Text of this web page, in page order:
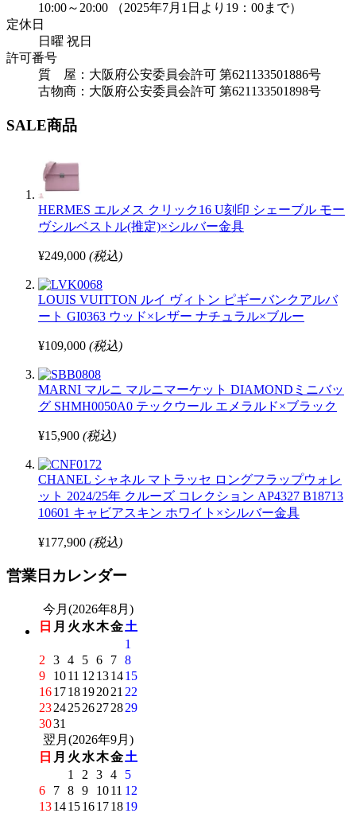
10:00～20:00 （2025年7月1日より19：00まで）
定休日
日曜 祝日
許可番号
質 屋：大阪府公安委員会許可 第621133501886号
古物商：大阪府公安委員会許可 第621133501898号
SALE商品
HERMES エルメス クリック16 U刻印 シェーブル モー
ヴシルベストル(推定)×シルバー金具
¥249,000 (税込)
LOUIS VUITTON ルイ ヴィトン ピギーバンクアルバ
ート GI0363 ウッド×レザー ナチュラル×ブルー
¥109,000 (税込)
MARNI マルニ マルニマーケット DIAMONDミニバッ
グ SHMH0050A0 テックウール エメラルド×ブラック
¥15,900 (税込)
CHANEL シャネル マトラッセ ロングフラップウォレ
ット 2024/25年 クルーズ コレクション AP4327 B18713
10601 キャビアスキン ホワイト×シルバー金具
¥177,900 (税込)
営業日カレンダー
今月(2026年8月)
日 月 火 水木金土
1
2
3 4 5 6 7 8
9
1011 12 131415
161718192021 22
23242526272829
3031
翌月(2026年9月)
日 月 火 水木金土
1
2 3 4
5
6
7 8 9 1011 12
13141516171819